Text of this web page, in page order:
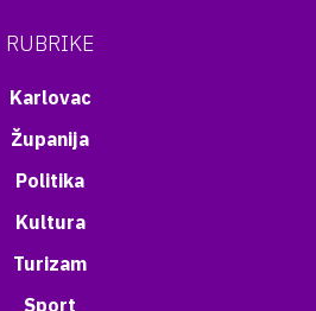
RUBRIKE
Karlovac
Županija
Politika
Kultura
Turizam
Sport